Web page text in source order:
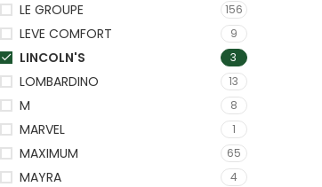
LE GROUPE 156
LEVE COMFORT 9
LINCOLN'S 3
LOMBARDINO 13
M 8
MARVEL 1
MAXIMUM 65
MAYRA 4